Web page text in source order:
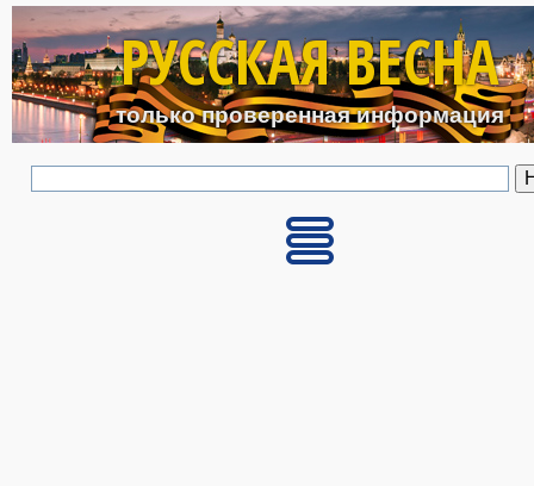
Перейти к основному
РУССКАЯ ВЕСНА
только проверенная информация